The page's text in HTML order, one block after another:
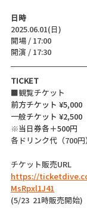
日時
2025.06.01(日)
開場 / 17:00
開演 / 17:30
TICKET
■観覧チケット
前方チケット ¥5,000
一般チケット ¥2,500
※当日券各＋500円
各ドリンク代（700円
チケット販売URL
https://
MsRpxl1J41
(5/23  21時販売開始)